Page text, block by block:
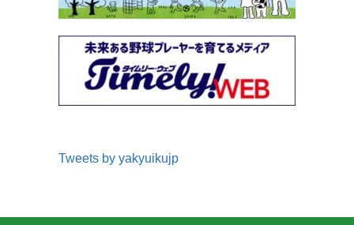
Tweets by yakyuikujp